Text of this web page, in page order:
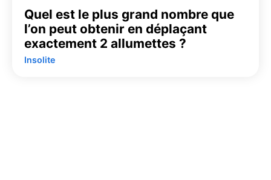
Quel est le plus grand nombre que
l’on peut obtenir en déplaçant
exactement 2 allumettes ?
Insolite